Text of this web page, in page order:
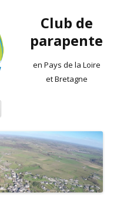
Club de
parapente
en Pays de la Loire
et Bretagne
Aller
contenu